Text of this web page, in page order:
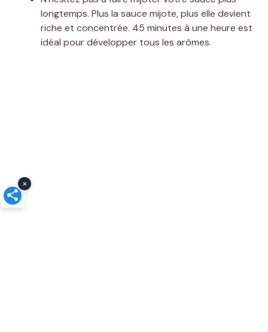
longtemps. Plus la sauce mijote, plus elle devient
riche et concentrée. 45 minutes à une heure est
idéal pour développer tous les arômes.
×